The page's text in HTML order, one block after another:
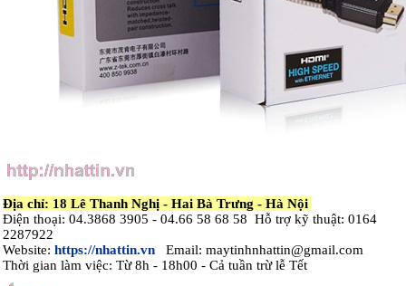
Địa chỉ: 18 Lê Thanh Nghị - Hai Bà Trưng - Hà Nội
Điện thoại: 04.3868 3905 - 04.66 58 68 58 Hỗ trợ kỹ thuật: 0164
2287922
Website: https://nhattin.vn Email: maytinhnhattin@gmail.com
Thời gian làm việc: Từ 8h - 18h00 - Cả tuần trừ lễ Tết